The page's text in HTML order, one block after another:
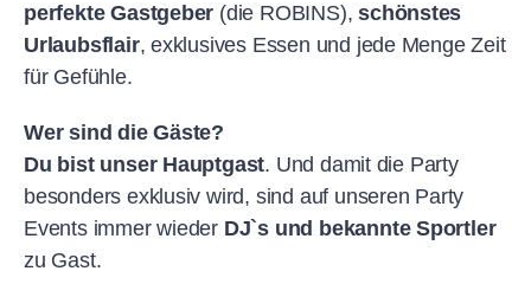
perfekte Gastgeber (die ROBINS),schönstes
Urlaubsflair, exklusives Essen und jede Menge Zeit
für Gefühle.
Wer sind die Gäste?
Du bist unser Hauptgast. Und damit die Party
besonders exklusiv wird, sind auf unseren Party
Events immer wieder DJ`s und bekannte Sportler
zu Gast.